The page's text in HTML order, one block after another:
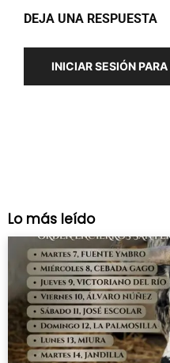
DEJA UNA RESPUESTA
INICIAR SESIÓN
Lo más leído